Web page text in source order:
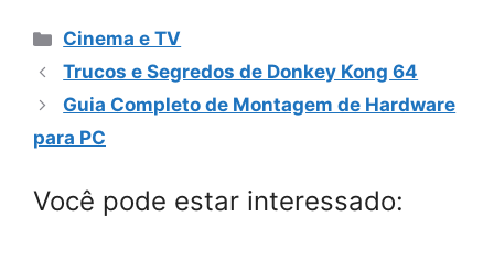
Categorias
Cinema e TV
Trucos e Segredos de Donkey Kong 64
Guia Completo de Montagem de Hardware
para PC
Você pode estar interessado: